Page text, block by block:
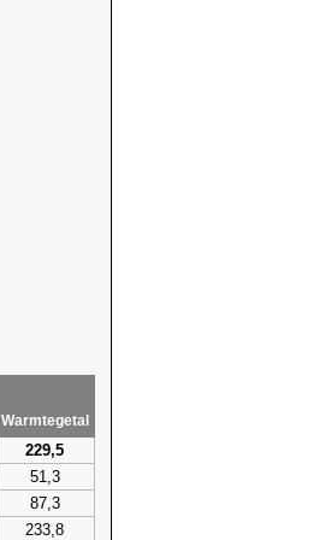
Warmtegetal
229,5
51,3
87,3
233,8